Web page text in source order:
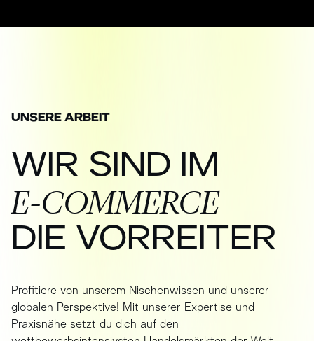
UNSERE ARBEIT
WIR SIND IM
E-COMMERCE
DIE VORREITER
Profitiere von unserem Nischenwissen und unserer
globalen Perspektive! Mit unserer Expertise und
Praxisnähe setzt du dich auf den